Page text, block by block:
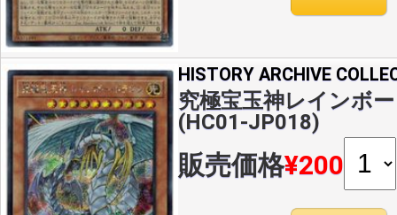
HISTORY ARCHIVE
究極宝玉神レインボ
(HC01-JP018)
販売価格¥200